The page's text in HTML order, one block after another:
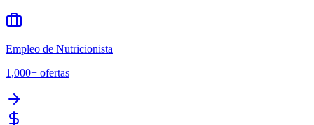
Empleo de Nutricionista
1,000+ ofertas